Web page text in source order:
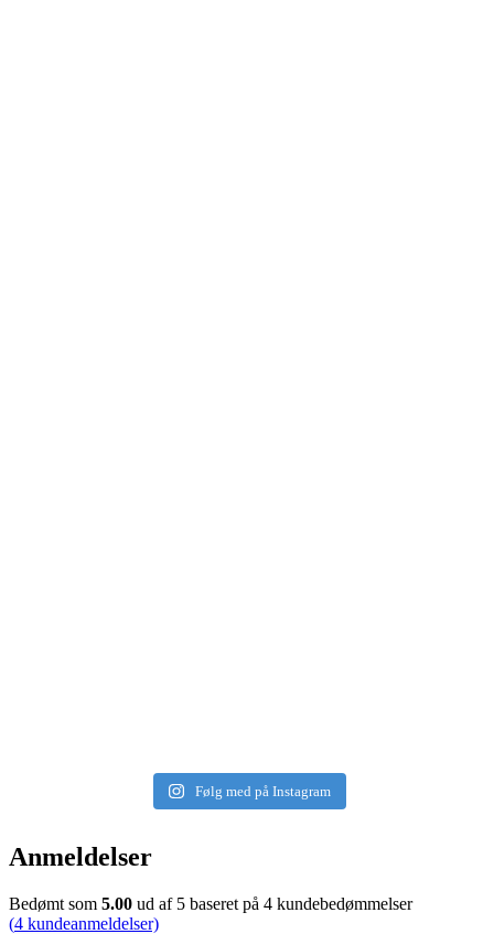
Følg med på Instagram
Anmeldelser
Bedømt som 5.00 ud af 5 baseret på 4 kundebedømmelser
(4 kundeanmeldelser)